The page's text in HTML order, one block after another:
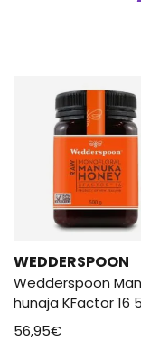
WEDDERSPOON
Wedderspoon
hunaja KFactor 16
56,95€